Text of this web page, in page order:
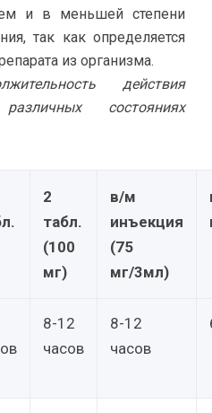
и в меньшей степени
так как определяется
из организма.
действия
состояниях
2
табл.
(100
мг)
в/м
инъекция
(75
мг/3мл)
8-12
часов
8-12
часов